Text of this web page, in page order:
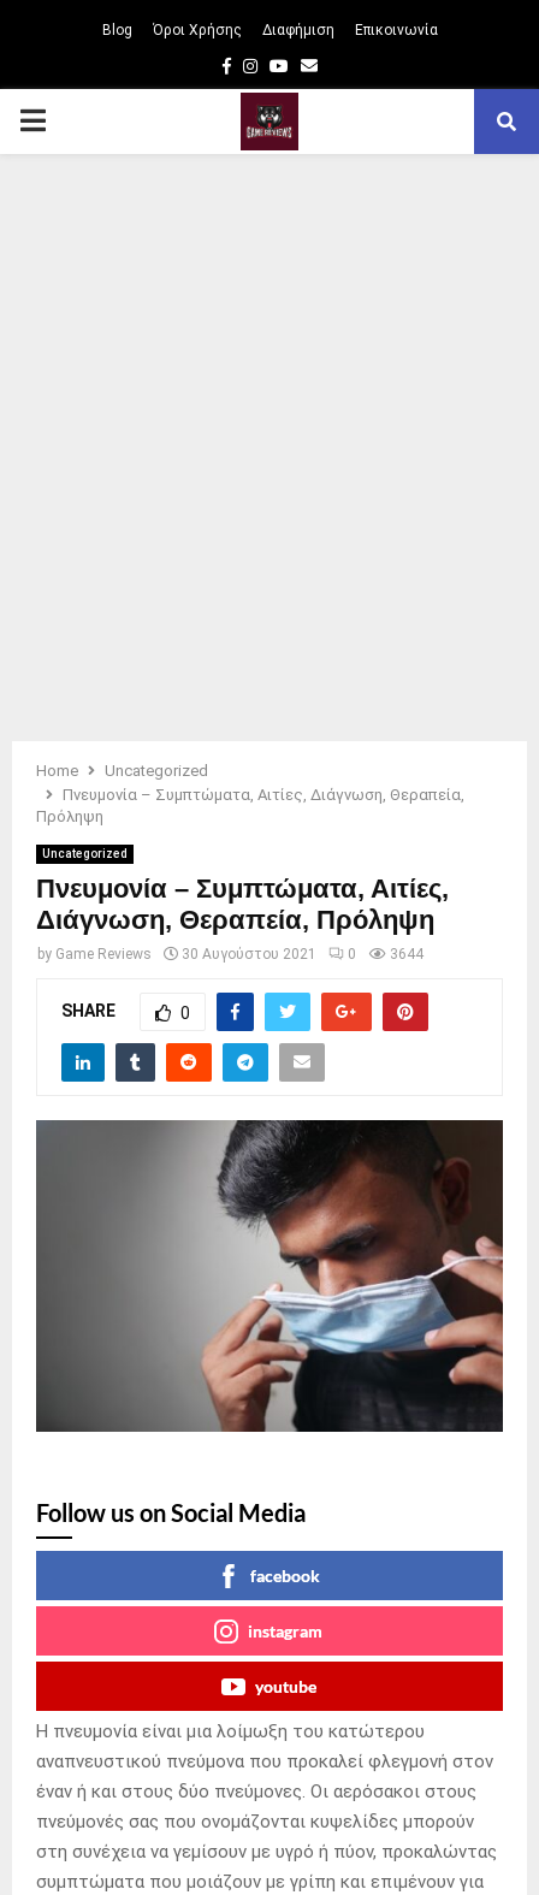
Blog Όροι Χρήσης Διαφήμιση Επικοινωνία
Facebook
Instagram
Youtube
Email
PRIMARY
Home
Uncategorized
Πνευμονία – Συμπτώματα, Αιτίες, Διάγνωση, Θεραπεία,
Πρόληψη
Uncategorized
Πνευμονία – Συμπτώματα, Αιτίες,
Διάγνωση, Θεραπεία, Πρόληψη
by Game Reviews 30 Αυγούστου 2021 0 3644
SHARE 0
Follow us on Social Media
facebook
instagram
youtube
Η πνευμονία είναι μια λοίμωξη του κατώτερου
αναπνευστικού πνεύμονα που προκαλεί φλεγμονή στον
έναν ή και στους δύο πνεύμονες. Οι αερόσακοι στους
πνεύμονές σας που ονομάζονται κυψελίδες μπορούν
στη συνέχεια να γεμίσουν με υγρό ή πύον, προκαλώντας
συμπτώματα που μοιάζουν με γρίπη και επιμένουν για